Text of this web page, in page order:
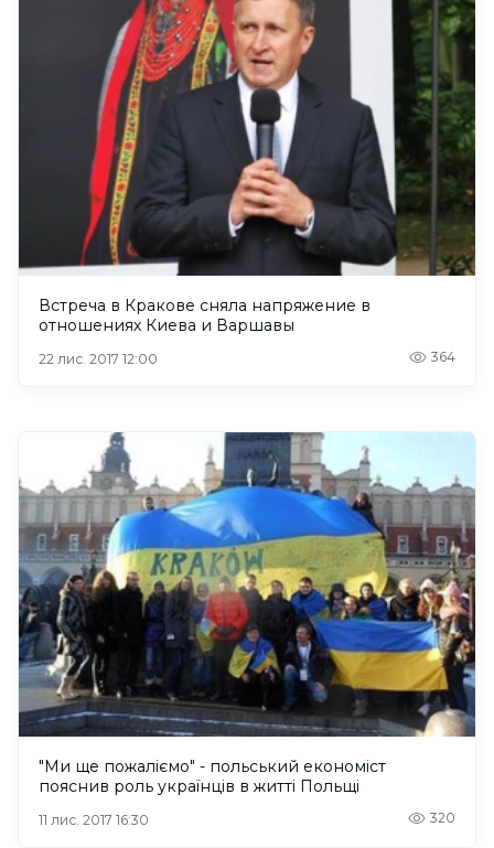
Встреча в Кракове сняла напряжение в
отношениях Киева и Варшавы
22 лис. 2017 12:00 364
"Ми ще пожаліємо" - польський економіст
пояснив роль українців в житті Польщі
11 лис. 2017 16:30 320